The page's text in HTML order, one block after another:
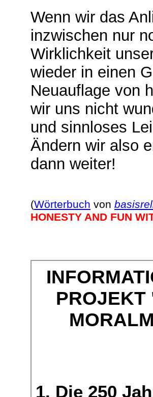
Wenn wir das
inzwischen nur
Wirklichkeit
wieder in einen
Neuauflage von
wir uns nicht
und sinnloses
Ändern wir also
dann weiter!
(Wörterbuch von
HONESTY AND FUN